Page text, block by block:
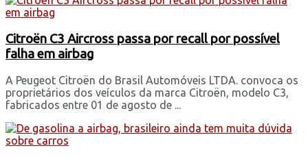
Citroën C3 Aircross passa por recall por possível
falha em airbag
A Peugeot Citroën do Brasil Automóveis LTDA. convoca os
proprietários dos veículos da marca Citroën, modelo C3,
fabricados entre 01 de agosto de ...